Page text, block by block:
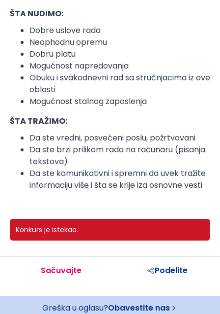
ŠTA NUDIMO:
Dobre uslove rada
Neophodnu opremu
Dobru platu
Mogućnost napredovanja
Obuku i svakodnevni rad sa stručnjacima iz ove
oblasti
Mogućnost stalnog zaposlenja
ŠTA TRAŽIMO:
Da ste vredni, posvećeni poslu, požrtvovani
Da ste brzi prilikom rada na računaru (pisanja
tekstova)
Da ste komunikativni i spremni da uvek tražite
informaciju više i šta se krije iza osnovne vesti
Konkurs je istekao.
Sačuvajte Podelite
Greška u oglasu?Obavestite nas